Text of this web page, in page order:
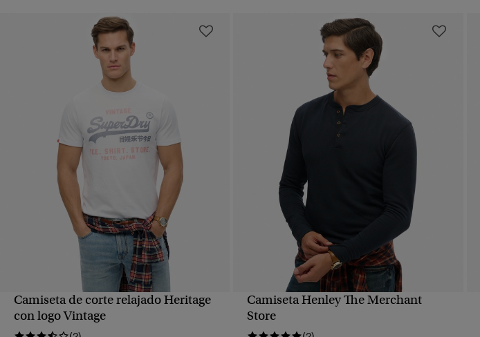
VISTA RÁPIDA
Camiseta de corte relajado Heritage
con logo Vintage
VISTA RÁPIDA
Camiseta Henley The Merchant
Store